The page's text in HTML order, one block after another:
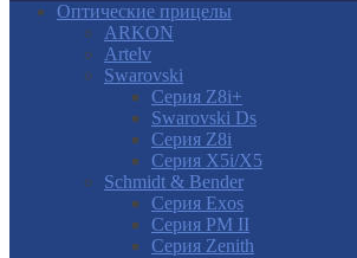
Оптические прицелы
ARKON
Artelv
Swarovski
Серия Z8i+
Swarovski Ds
Серия Z8i
Серия X5i/X5
Schmidt & Bender
Серия Exos
Серия PM II
Cерия Zenith